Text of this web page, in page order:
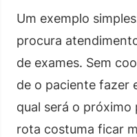
Um exemplo
procura
de exames. Sem
de o paciente fazer
qual será o próximo
rota costuma ficar